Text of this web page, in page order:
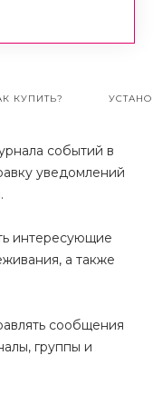
КУПИТЬ?
событий в
уведомлений
интересующие
а также
сообщения
группы и